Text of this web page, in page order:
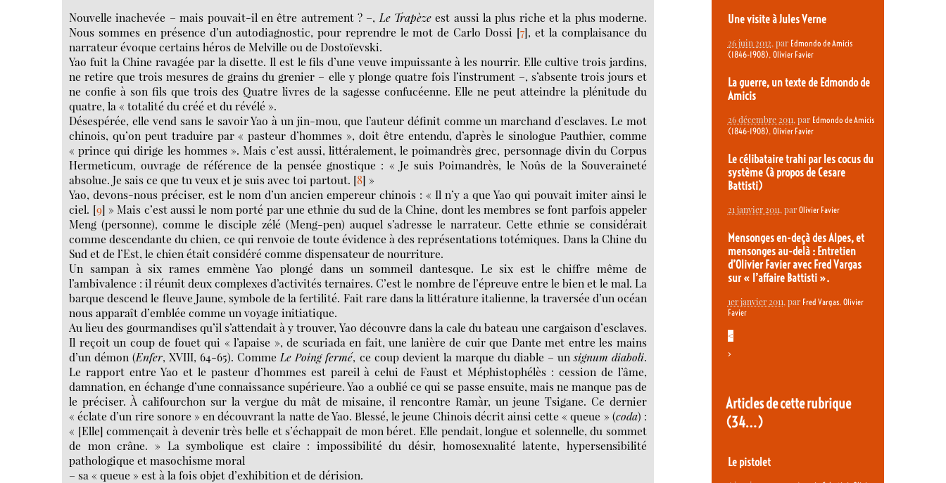
Nouvelle inachevée – mais pouvait-il en être autrement ? –,Le Trapèzeest aussi la plus riche et la plus moderne.
Nous sommes en présence d’un autodiagnostic, pour reprendre le mot de Carlo Dossi [7], et la complaisance du
narrateur évoque certains héros de Melville ou de Dostoïevski.
Yao fuit la Chine ravagée par la disette. Il est le fils d’une veuve impuissante à les nourrir. Elle cultive trois jardins,
ne retire que trois mesures de grains du grenier – elle y plonge quatre fois l’instrument –, s’absente trois jours et
ne confie à son fils que trois des Quatre livres de la sagesse confucéenne. Elle ne peut atteindre la plénitude du
quatre, la « totalité du créé et du révélé ».
Désespérée, elle vend sans le savoir Yao à un jin-mou, que l’auteur définit comme un marchand d’esclaves. Le mot
chinois, qu’on peut traduire par « pasteur d’hommes », doit être entendu, d’après le sinologue Pauthier, comme
« prince qui dirige les hommes ». Mais c’est aussi, littéralement, le poimandrès grec, personnage divin du Corpus
Hermeticum, ouvrage de référence de la pensée gnostique : « Je suis Poimandrès, le Noûs de la Souveraineté
absolue. Je sais ce que tu veux et je suis avec toi partout. [8] »
Yao, devons-nous préciser, est le nom d’un ancien empereur chinois : « Il n’y a que Yao qui pouvait imiter ainsi le
ciel. [9] » Mais c’est aussi le nom porté par une ethnie du sud de la Chine, dont les membres se font parfois appeler
Meng (personne), comme le disciple zélé (Meng-pen) auquel s’adresse le narrateur. Cette ethnie se considérait
comme descendante du chien, ce qui renvoie de toute évidence à des représentations totémiques. Dans la Chine du
Sud et de l’Est, le chien était considéré comme dispensateur de nourriture.
Un sampan à six rames emmène Yao plongé dans un sommeil dantesque. Le six est le chiffre même de
l’ambivalence : il réunit deux complexes d’activités ternaires. C’est le nombre de l’épreuve entre le bien et le mal. La
barque descend le fleuve Jaune, symbole de la fertilité. Fait rare dans la littérature italienne, la traversée d’un océan
nous apparaît d’emblée comme un voyage initiatique.
Au lieu des gourmandises qu’il s’attendait à y trouver, Yao découvre dans la cale du bateau une cargaison d’esclaves.
Il reçoit un coup de fouet qui « l’apaise », de scuriada en fait, une lanière de cuir que Dante met entre les mains
d’un démon (Enfer, XVIII, 64-65). CommeLe Poing fermé, ce coup devient la marque du diable – unsignum diaboli.
Le rapport entre Yao et le pasteur d’hommes est pareil à celui de Faust et Méphistophélès : cession de l’âme,
damnation, en échange d’une connaissance supérieure. Yao a oublié ce qui se passe ensuite, mais ne manque pas de
le préciser. À califourchon sur la vergue du mât de misaine, il rencontre Ramàr, un jeune Tsigane. Ce dernier
« éclate d’un rire sonore » en découvrant la natte de Yao. Blessé, le jeune Chinois décrit ainsi cette « queue » (coda) :
« [Elle] commençait à devenir très belle et s’échappait de mon béret. Elle pendait, longue et solennelle, du sommet
de mon crâne. » La symbolique est claire : impossibilité du désir, homosexualité latente, hypersensibilité
pathologique et masochisme moral
– sa « queue » est à la fois objet d’exhibition et de dérision.
Une visite à Jules Verne
26 juin 2012, par Edmondo de Amicis
(1846-1908), Olivier Favier
La guerre, un texte de Edmondo de
Amicis
26 décembre 2011, par Edmondo de Amicis
(1846-1908), Olivier Favier
Le célibataire trahi par les cocus du
système (à propos de Cesare
Battisti)
21 janvier 2011, par Olivier Favier
Mensonges en-deçà des Alpes, et
mensonges au-delà : Entretien
d’Olivier Favier avec Fred Vargas
sur « l’affaire Battisti ».
1er janvier 2011, par Fred Vargas, Olivier
Favier
<
>
Articles de cette rubrique
(34…)
Le pistolet